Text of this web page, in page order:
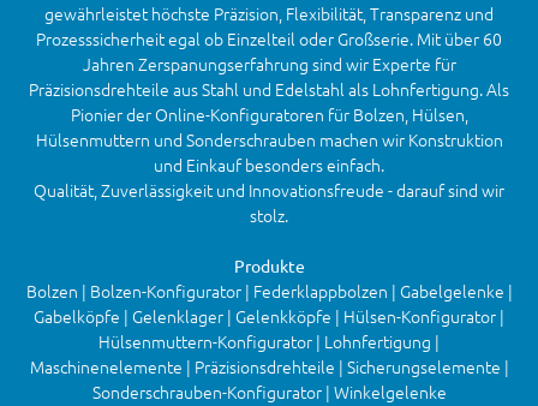
gewährleistet höchste Präzision, Flexibilität, Transparenz und
Prozesssicherheit egal ob Einzelteil oder Großserie. Mit über 60
Jahren Zerspanungserfahrung sind wir Experte für
Präzisionsdrehteile aus Stahl und Edelstahl als Lohnfertigung. Als
Pionier der Online-Konfiguratoren für Bolzen, Hülsen,
Hülsenmuttern und Sonderschrauben machen wir Konstruktion
und Einkauf besonders einfach.
Qualität, Zuverlässigkeit und Innovationsfreude - darauf sind wir
stolz.
Produkte
Bolzen | Bolzen-Konfigurator | Federklappbolzen | Gabelgelenke |
Gabelköpfe | Gelenklager | Gelenkköpfe | Hülsen-Konfigurator |
Hülsenmuttern-Konfigurator | Lohnfertigung |
Maschinenelemente | Präzisionsdrehteile | Sicherungselemente |
Sonderschrauben-Konfigurator | Winkelgelenke